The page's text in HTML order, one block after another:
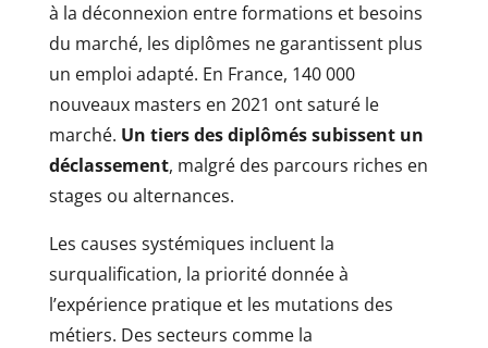
à la déconnexion entre formations et besoins
du marché, les diplômes ne garantissent plus
un emploi adapté. En France, 140 000
nouveaux masters en 2021 ont saturé le
marché. Un tiers des diplômés subissent un
déclassement, malgré des parcours riches en
stages ou alternances.
Les causes systémiques incluent la
surqualification, la priorité donnée à
l’expérience pratique et les mutations des
métiers. Des secteurs comme la